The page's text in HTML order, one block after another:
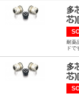
多
芯
耐薬
ドで
多
芯